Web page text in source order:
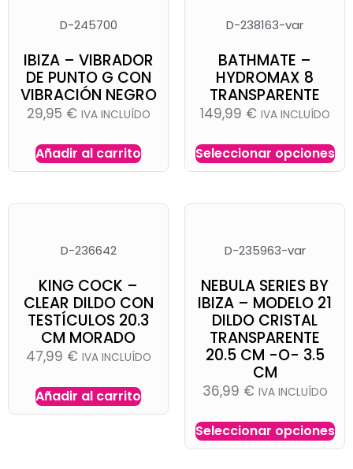
D-245700
IBIZA – VIBRADOR
DE PUNTO G CON
VIBRACIÓN NEGRO
29,95 € IVA INCLUÍDO
Añadir al carrito
D-238163-var
BATHMATE –
HYDROMAX 8
TRANSPARENTE
149,99 € IVA INCLUÍDO
Seleccionar opciones
D-236642
KING COCK –
CLEAR DILDO CON
TESTÍCULOS 20.3
CM MORADO
47,99 € IVA INCLUÍDO
Añadir al carrito
D-235963-var
NEBULA SERIES BY
IBIZA – MODELO 21
DILDO CRISTAL
TRANSPARENTE
20.5 CM -O- 3.5
CM
36,99 € IVA INCLUÍDO
Seleccionar opciones